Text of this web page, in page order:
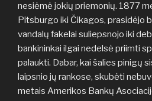
nesiėmė jokių priemonių. 1877
Pitsburgo iki Čikagos, prasidėjo
vandalų fakelai suliepsnojo iki
bankininkai ilgai nedelsė priimti
palaukti. Dabar, kai šalies pinigų
laipsnio jų rankose, skubėti
metais Amerikos Bankų